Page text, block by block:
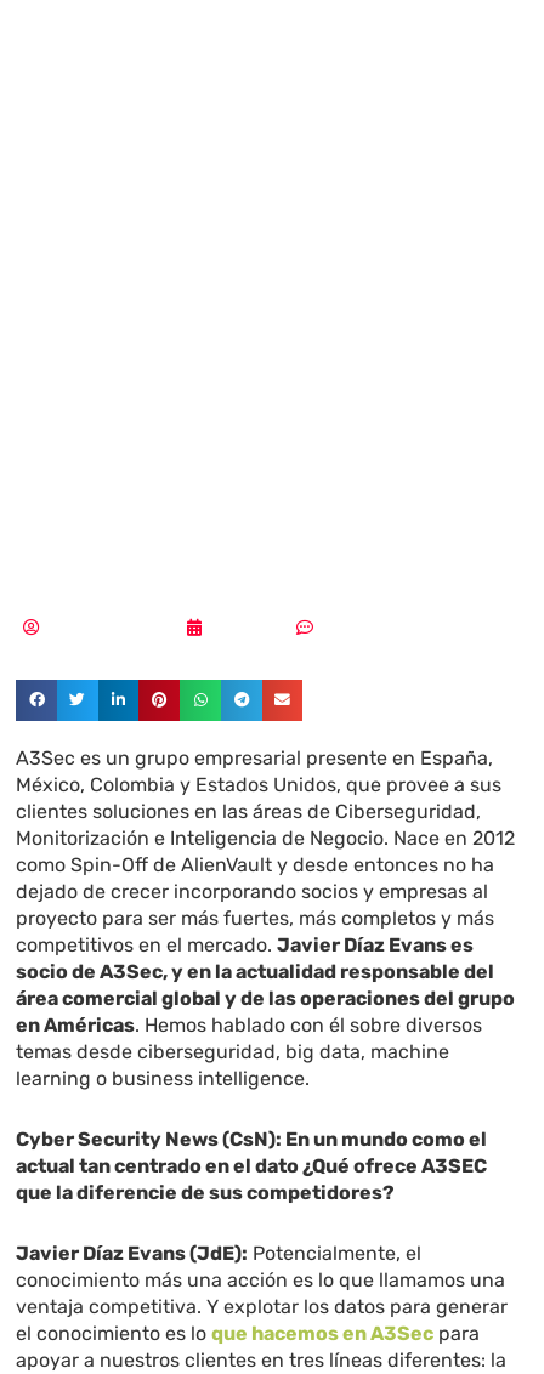
A3Sec es un grupo empresarial presente en España,
México, Colombia y Estados Unidos, que provee a sus
clientes soluciones en las áreas de Ciberseguridad,
Monitorización e Inteligencia de Negocio. Nace en 2012
como Spin-Off de AlienVault y desde entonces no ha
dejado de crecer incorporando socios y empresas al
proyecto para ser más fuertes, más completos y más
competitivos en el mercado.Javier Díaz Evans es
socio de A3Sec, y en la actualidad responsable del
área comercial global y de las operaciones del grupo
en Américas. Hemos hablado con él sobre diversos
temas desde ciberseguridad, big data, machine
learning o business intelligence.
Cyber Security News (CsN): En un mundo como el
actual tan centrado en el dato ¿Qué ofrece A3SEC
que la diferencie de sus competidores?
Javier Díaz Evans (JdE): Potencialmente, el
conocimiento más una acción es lo que llamamos una
ventaja competitiva. Y explotar los datos para generar
el conocimiento es loque hacemos en A3Sec para
apoyar a nuestros clientes en tres líneas diferentes: la